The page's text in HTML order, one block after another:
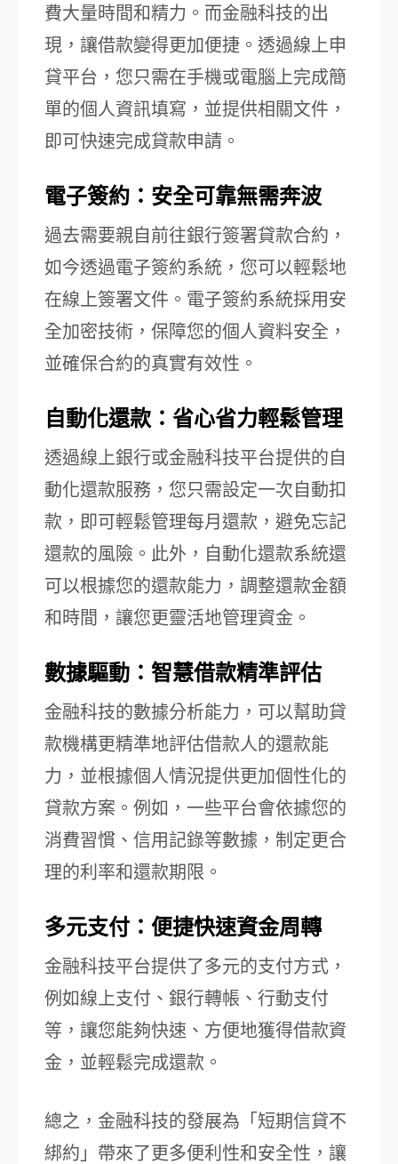
費大量時間和精力。而金融科技的出
現，讓借款變得更加便捷。透過線上申
貸平台，您只需在手機或電腦上完成簡
單的個人資訊填寫，並提供相關文件，
即可快速完成貸款申請。
電子簽約：安全可靠無需奔波
過去需要親自前往銀行簽署貸款合約，
如今透過電子簽約系統，您可以輕鬆地
在線上簽署文件。電子簽約系統採用安
全加密技術，保障您的個人資料安全，
並確保合約的真實有效性。
自動化還款：省心省力輕鬆管理
透過線上銀行或金融科技平台提供的自
動化還款服務，您只需設定一次自動扣
款，即可輕鬆管理每月還款，避免忘記
還款的風險。此外，自動化還款系統還
可以根據您的還款能力，調整還款金額
和時間，讓您更靈活地管理資金。
數據驅動：智慧借款精準評估
金融科技的數據分析能力，可以幫助貸
款機構更精準地評估借款人的還款能
力，並根據個人情況提供更加個性化的
貸款方案。例如，一些平台會依據您的
消費習慣、信用記錄等數據，制定更合
理的利率和還款期限。
多元支付：便捷快速資金周轉
金融科技平台提供了多元的支付方式，
例如線上支付、銀行轉帳、行動支付
等，讓您能夠快速、方便地獲得借款資
金，並輕鬆完成還款。
總之，金融科技的發展為「短期信貸不
綁約」帶來了更多便利性和安全性，讓